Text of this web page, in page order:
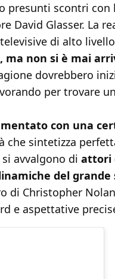
presunti scontri con
David Glasser. La
di alto
ma non si è mai
dovrebbero
per trovare
con una
che sintetizza
avvalgono di attori
del grande
di Christopher
e aspettative